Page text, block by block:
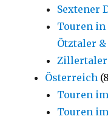
Sextener
Touren in
Ötztaler
Zillertaler
Österreich
Touren
Touren